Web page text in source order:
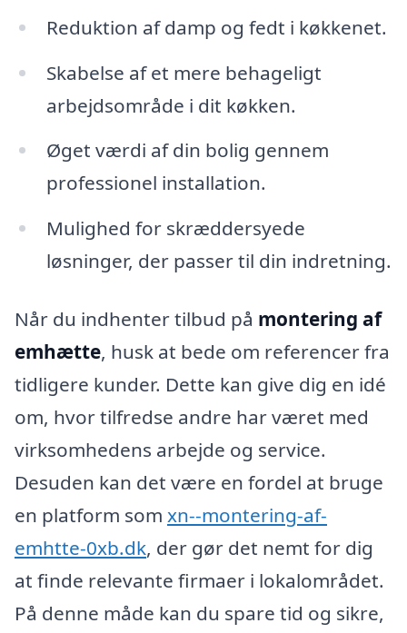
Reduktion af damp og fedt i køkkenet.
Skabelse af et mere behageligt
arbejdsområde i dit køkken.
Øget værdi af din bolig gennem
professionel installation.
Mulighed for skræddersyede
løsninger, der passer til din indretning.
Når du indhenter tilbud på montering af
emhætte, husk at bede om referencer fra
tidligere kunder. Dette kan give dig en idé
om, hvor tilfredse andre har været med
virksomhedens arbejde og service.
Desuden kan det være en fordel at bruge
en platform som xn--montering-af-
emhtte-0xb.dk, der gør det nemt for dig
at finde relevante firmaer i lokalområdet.
På denne måde kan du spare tid og sikre,